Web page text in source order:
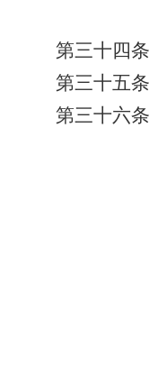
第三十四条
第三十五条
第三十六条